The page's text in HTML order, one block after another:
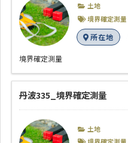
土地
境界確定測量
所在地
境界確定測量
丹波335_境界確定測量
土地